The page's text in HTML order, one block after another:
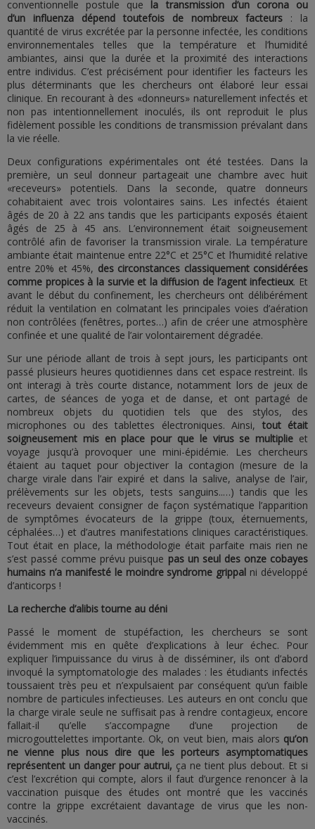
conventionnelle postule que la transmission d’un corona ou
d’un
influenza dépend toutefois de nombreux facteurs : la
quantité de virus excrétée par la personne infectée, les conditions
environnementales telles que la température et l’humidité
ambiantes, ainsi que la durée et la proximité des interactions
entre individus. C’est précisément pour identifier les facteurs les
plus déterminants que les chercheurs ont élaboré leur essai
clinique. En recourant à des «donneurs» naturellement infectés et
non pas intentionnellement inoculés, ils ont reproduit le plus
fidèlement possible les conditions de transmission prévalant dans
la vie réelle.
Deux configurations expérimentales ont été testées. Dans la
première, un seul donneur partageait une chambre avec huit
«receveurs» potentiels. Dans la seconde, quatre donneurs
cohabitaient avec trois volontaires sains. Les infectés étaient
âgés de 20 à 22 ans tandis que les participants exposés étaient
âgés de 25 à 45 ans. L’environnement était soigneusement
contrôlé afin de favoriser la transmission virale. La température
ambiante était maintenue entre 22°C et 25°C et l’humidité relative
entre 20% et 45%, des circonstances classiquement considérées
comme propices à la survie et la diffusion de l’agent infectieux. Et
avant le début du confinement, les chercheurs ont délibérément
réduit la ventilation en colmatant les principales voies d’aération
non contrôlées (fenêtres, portes…) afin de créer une atmosphère
confinée et une qualité de l’air volontairement dégradée.
Sur une période allant de trois à sept jours, les participants ont
passé plusieurs heures quotidiennes dans cet espace restreint. Ils
ont interagi à très courte distance, notamment lors de jeux de
cartes, de séances de yoga et de danse, et ont partagé de
nombreux objets du quotidien tels que des stylos, des
microphones ou des tablettes électroniques. Ainsi,tout était
soigneusement mis en place pour que le virus se multiplie et
voyage jusqu’à provoquer une mini-épidémie. Les chercheurs
étaient au taquet pour objectiver la contagion (mesure de la
charge virale dans l’air expiré et dans la salive, analyse de l’air,
prélèvements sur les objets, tests sanguins..…) tandis que les
receveurs devaient consigner de façon systématique l’apparition
de symptômes évocateurs de la grippe (toux, éternuements,
céphalées…) et d’autres manifestations cliniques caractéristiques.
Tout était en place, la méthodologie était parfaite mais rien ne
s’est passé comme prévu puisque pas un seul des onze cobayes
humains n’a manifesté le moindre syndrome grippal ni développé
d’anticorps !
La recherche d’alibis tourne au déni
Passé le moment de stupéfaction, les chercheurs se sont
évidemment mis en quête d’explications à leur échec. Pour
expliquer l’impuissance du virus à de disséminer, ils ont d’abord
invoqué la symptomatologie des malades : les étudiants infectés
toussaient très peu et n’expulsaient par conséquent qu’un faible
nombre de particules infectieuses. Les auteurs en ont conclu que
la charge virale seule ne suffisait pas à rendre contagieux, encore
fallait-il qu’elle s’accompagne d’une projection de
microgouttelettes importante. Ok, on veut bien, mais alors qu’on
ne vienne plus nous dire que les porteurs asymptomatiques
représentent un danger pour autrui, ça ne tient plus debout. Et si
c’est l’excrétion qui compte, alors il faut d’urgence renoncer à la
vaccination puisque des études ont montré que les vaccinés
contre la grippe excrétaient davantage de virus que les non-
vaccinés.